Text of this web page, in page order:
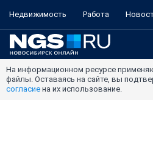
Недвижимость Работа
На информационном ресурсе
файлы. Оставаясь на сайте, вы
согласие на их использование.